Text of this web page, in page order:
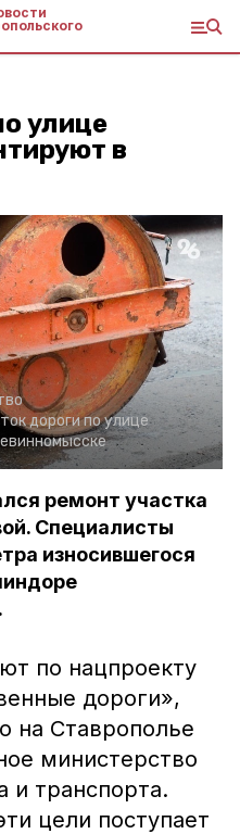
улице
в
дороги по улице
ремонт участка
Специалисты
износившегося
по нацпроекту
дороги»,
на Ставрополье
министерство
и транспорта.
цели поступает